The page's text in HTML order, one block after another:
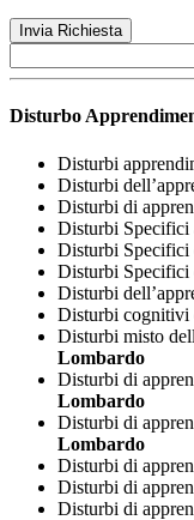
Disturbo
Disturbi
Disturbi
Disturbi di
Disturbi Specifici
Disturbi Specifici
Disturbi Specifici
Disturbi
Disturbi cognitivi
Disturbi misto
Lombardo
Disturbi di
Lombardo
Disturbi di
Lombardo
Disturbi di
Disturbi di
Disturbi di